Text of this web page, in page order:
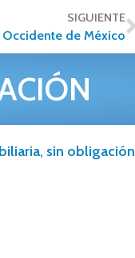
SIGUIENTE
de México
sin obligación